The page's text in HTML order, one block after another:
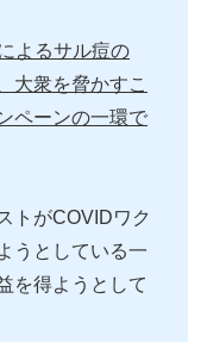
よるサル痘の
大衆を脅かすこ
ペーンの一環で
トがCOVIDワク
うとしている一
を得ようとして